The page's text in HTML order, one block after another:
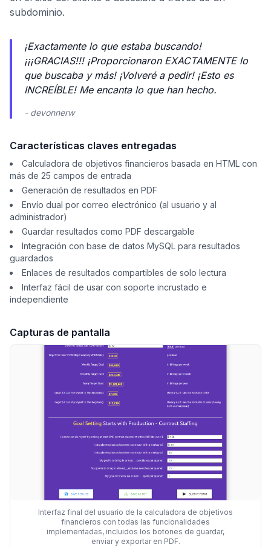
subdominio.
¡Exactamente lo que estaba buscando!
¡¡¡GRACIAS!!! ¡Proporcionaron EXACTAMENTE lo
que buscaba y más! ¡Volveré a pedir! ¡Esto es
INCREÍBLE! Me encanta lo que han hecho.
- devonnerw
Características claves entregadas
Calculadora de objetivos financieros basada en HTML con
más de 25 campos de entrada
Generación de resultados en PDF
Envío dual por correo electrónico (al usuario y al
administrador)
Guardar resultados como PDF descargable
Integración con base de datos MySQL para resultados
guardados
Enlaces de resultados compartibles de solo lectura
Interfaz fácil de usar con soporte incrustado e
independiente
Capturas de pantalla
Interfaz final del usuario de la calculadora de objetivos
financieros con todas las funcionalidades
implementadas, incluidos los botones de guardar,
enviar y exportar en PDF.